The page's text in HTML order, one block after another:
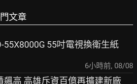
文章
55X8000G 55吋電視換衛生紙
6小時前, 08/08
飆高 高雄斥資百億再擴建新廠